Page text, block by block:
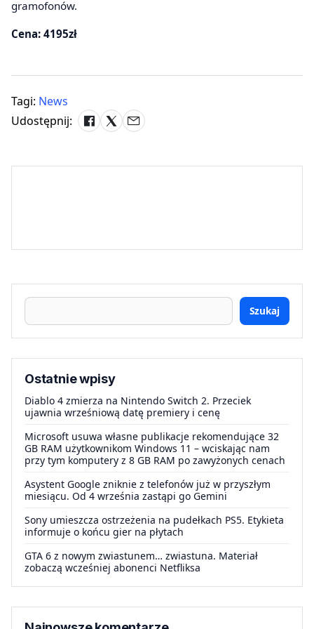
gramofonów.
Cena: 4195zł
Tagi: News
Udostępnij:
Szukaj
Ostatnie wpisy
Diablo 4 zmierza na Nintendo Switch 2. Przeciek
ujawnia wrześniową datę premiery i cenę
Microsoft usuwa własne publikacje rekomendujące 32
GB RAM użytkownikom Windows 11 – wciskając nam
przy tym komputery z 8 GB RAM po zawyżonych cenach
Asystent Google zniknie z telefonów już w przyszłym
miesiącu. Od 4 września zastąpi go Gemini
Sony umieszcza ostrzeżenia na pudełkach PS5. Etykieta
informuje o końcu gier na płytach
GTA 6 z nowym zwiastunem… zwiastuna. Materiał
zobaczą wcześniej abonenci Netfliksa